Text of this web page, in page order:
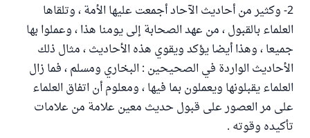
2- وكثير من أحاديث الآحاد أجمعت عليها الأمة ، وتلقاها
العلماء بالقبول ، من عهد الصحابة إلى يومنا هذا ، وعملوا بها
جميعا ، وهذا أيضا يؤكد ويقوي هذه الأحاديث ، مثال ذلك
الأحاديث الواردة في الصحيحين : البخاري ومسلم ، فما زال
العلماء يقبلونها ويعملون بما فيها ، ومعلوم أن اتفاق العلماء
على مر العصور على قبول حديث معين علامة من علامات
تأكيده وقوته .